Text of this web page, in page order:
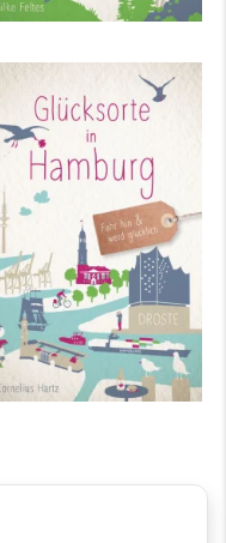
Cornelius Hartz
Glücksorte in
Hamburg
mehr Infos …